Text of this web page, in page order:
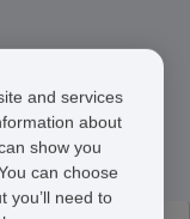
and services
about
show you
can choose
you’ll need to